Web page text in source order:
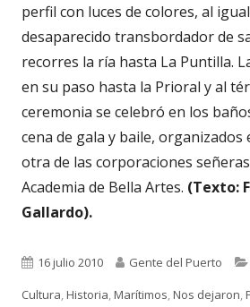
perfil con luces de colores, al
desaparecido transbordador de
recorres la ría hasta La Puntilla.
en su paso hasta la Prioral y al
ceremonia se celebró en los
cena de gala y baile,
otra de las corporaciones
Academia de Bella Artes. (Texto:
Gallardo).
Publicado
el
16 julio 2010 Autor
Gente del Puerto
Cultura,Historia,Marítimos,Nos dejaron,